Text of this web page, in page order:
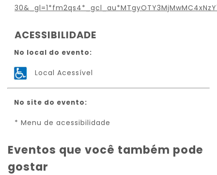
ACESSIBILIDADE
No local do evento:
Local Acessível
No site do evento:
* Menu de acessibilidade
Eventos que você também pode
gostar